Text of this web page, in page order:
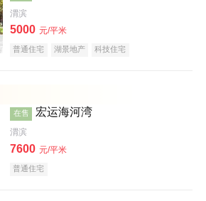
渭滨
5000 元/平米
普通住宅 湖景地产 科技住宅
在售 宏运海河湾
渭滨
7600 元/平米
普通住宅